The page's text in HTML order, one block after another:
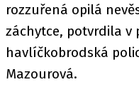
rozzuřená opilá
záchytce, potvrdila
havlíčkobrodská
Mazourová.